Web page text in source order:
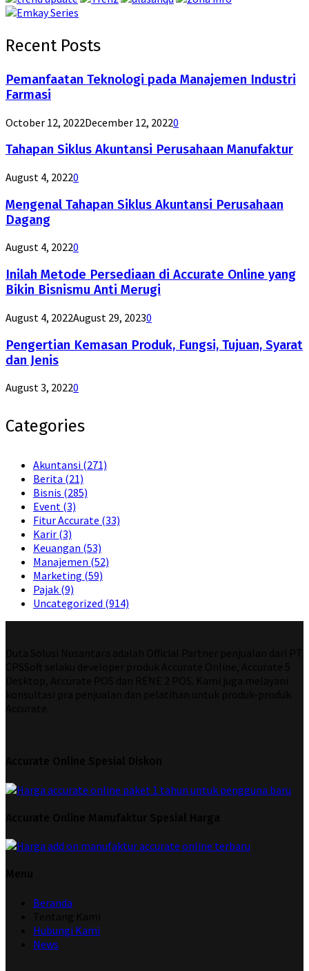
Recent Posts
Pemanfaatan Teknologi pada Manajemen Industri
Farmasi
October 12, 2022December 12, 20220
Tahapan Siklus Akuntansi Perusahaan Manufaktur
August 4, 20220
Mengenal Tahapan Siklus Akuntansi Perusahaan
Dagang
August 4, 20220
Inilah Metode Persediaan di Accurate Online yang
Bikin Bisnismu Anti Merugi
August 4, 2022August 29, 20230
Pengertian Kemasan Produk, Fungsi, Tujuan, Syarat
dan Jenis
August 3, 20220
Categories
Akuntansi (271)
Berita (21)
Bisnis (285)
Event (3)
Fitur Accurate (33)
Karir (3)
Keuangan (53)
Manajemen (52)
Marketing (59)
Pajak (9)
Uncategorized (914)
Beranda
Hubungi Kami
News